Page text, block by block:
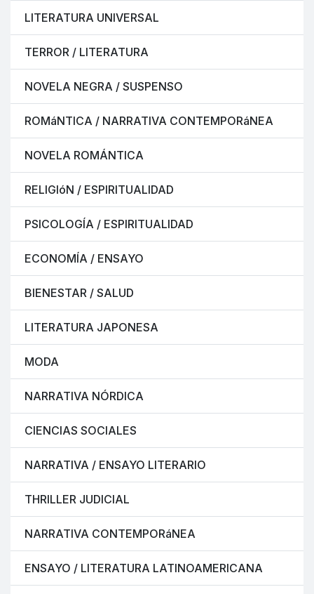
LITERATURA UNIVERSAL
TERROR / LITERATURA
NOVELA NEGRA / SUSPENSO
ROMáNTICA / NARRATIVA CONTEMPORáNEA
NOVELA ROMÁNTICA
RELIGIóN / ESPIRITUALIDAD
PSICOLOGÍA / ESPIRITUALIDAD
ECONOMÍA / ENSAYO
BIENESTAR / SALUD
LITERATURA JAPONESA
MODA
NARRATIVA NÓRDICA
CIENCIAS SOCIALES
NARRATIVA / ENSAYO LITERARIO
THRILLER JUDICIAL
NARRATIVA CONTEMPORáNEA
ENSAYO / LITERATURA LATINOAMERICANA